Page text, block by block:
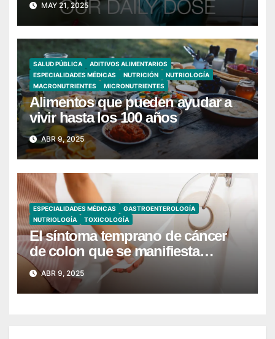
MAY 21, 2025
SALUD PÚBLICA
ADITIVOS ALIMENTARIOS
ESPECIALIDADES MÉDICAS
NUTRICIÓN
NUTRIOLOGÍA
MACRONUTRIENTES
MICRONUTRIENTES
Alimentos que pueden ayudar a
vivir hasta los 100 años
ABR 9, 2025
ESPECIALIDADES MÉDICAS
GASTROENTEROLOGÍA
NUTRIOLOGÍA
TOXICOLOGÍA
El síntoma temprano de cáncer
de colon que se manifiesta
cuando vas al baño
ABR 9, 2025